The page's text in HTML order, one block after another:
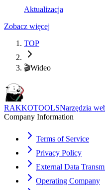
Aktualizacja
Zobacz więcej
TOP
🎬Wideo
RAKKOTOOLSNarzędzia
Company Information
Terms of Service
Privacy Policy
External Data
Operating Company